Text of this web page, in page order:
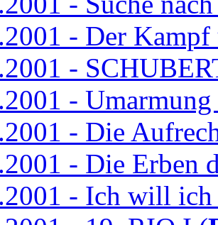
- Der Kampf
-
-
- Die
- Die Erben
- Ich will ich